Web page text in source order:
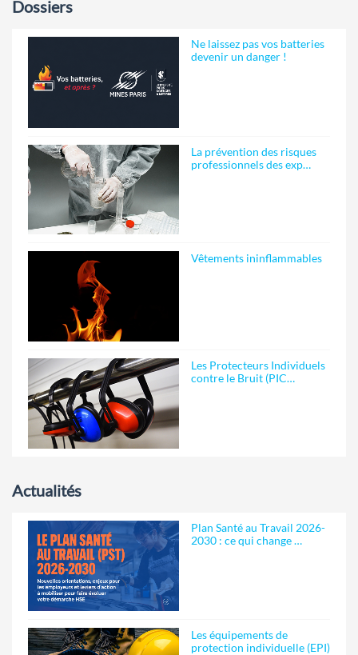
Dossiers
Ne laissez pas vos batteries
devenir un danger !
La prévention des risques
professionnels des exp…
Vêtements ininflammables
Les Protecteurs Individuels
contre le Bruit (PIC…
Actualités
Plan Santé au Travail 2026-
2030 : ce qui change …
Les équipements de
protection individuelle (EPI)